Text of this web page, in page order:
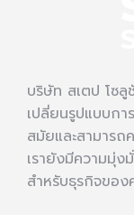
บริษัท สเตป โซลู
เปลี่ยนรูปแบบกา
สมัยและสามาร
เรายังมีความมุ่ง
สำหรับธุรกิจขอ